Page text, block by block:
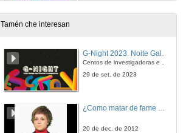
Questions. In search of the invader’s nests: Tracking Asian hornets
18 de nov. de 2021
18 de nov. de 2021
Tamén che interesan
G-Night 2023. Noite Galega das Persoas Investigadoras. Conciencias creativas
Centos de investigadoras e investigadores, decenas de actividades e sete cidades
29 de set. de 2023
20 de dec. de 2012